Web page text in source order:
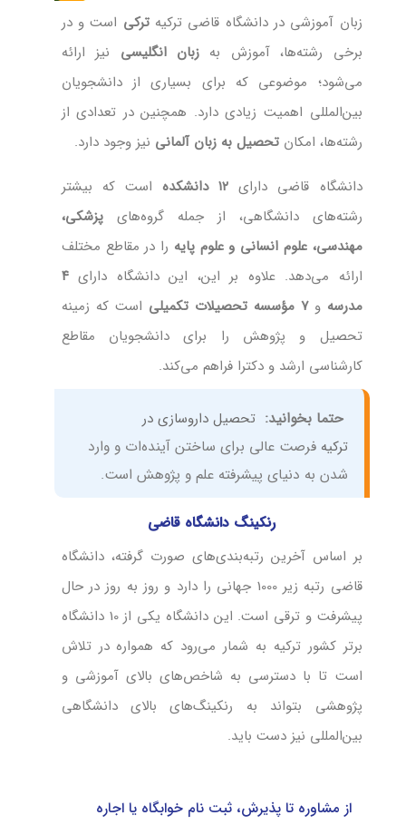
زبان آموزشی در دانشگاه قاضی ترکیهترکی است و در
برخی رشته‌ها، آموزش بهزبان انگلیسی نیز ارائه
می‌شود؛ موضوعی که برای بسیاری از دانشجویان
بین‌المللی اهمیت زیادی دارد. همچنین در تعدادی از
رشته‌ها، امکانتحصیل به زبان آلمانی نیز وجود دارد.
دانشگاه قاضی دارای ۱۲ دانشکده
است که بیشتر
رشته‌های دانشگاهی، از جمله گروه‌هایپزشکی،
مهندسی، علوم انسانی و علوم پایه را در مقاطع مختلف
ارائه می‌دهد. علاوه بر این، این دانشگاه دارای۴
مدرسه و۷ مؤسسه تحصیلات تکمیلی
است که زمینه
تحصیل و پژوهش را برای دانشجویان مقاطع
کارشناسی ارشد و دکترا فراهم می‌کند.
حتما بخوانید: تحصیل داروسازی در
ترکیه فرصت عالی برای ساختن آینده‌‌ات و وارد
شدن به دنیای پیشرفته علم و پژوهش است.
رنکینگ دانشگاه قاضی
بر اساس آخرین رتبه‌بندی‌های صورت گرفته، دانشگاه
قاضی رتبه زیر 1000 جهانی را دارد و روز به روز در حال
پیشرفت و ترقی است. این دانشگاه یکی از 10 دانشگاه
برتر کشور ترکیه به شمار می‌رود که همواره در تلاش
است تا با دسترسی به شاخص‌های بالای آموزشی و
پژوهشی بتواند به رنکینگ‌های بالای دانشگاهی
بین‌المللی نیز دست باید.
از مشاوره تا پذیرش، ثبت نام خوابگاه یا اجاره